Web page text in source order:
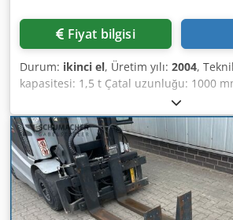
Fiyat bilgisi
Durum: ikinci el, Üretim yılı: 2004,
kapasitesi: 1,5 t Çatal uzunluğu: 1000
yükseklik: 1290 mm Makine ağırlığı
Boyutlar U x G x Y: yaklaşık. 1,2 x G:
korkuluklu bir vinç çatalı/yükleme
çatalı: -değişken diş genişliği
(her çatal için 6x aralıklı ızgara) Çatal
1290mm x Genişlik 900mm -Her tarafta
Vinç montajı: - Yükseklik 1290mm x
konumu 20° Dcodpsvvrypefx Ahqsk -